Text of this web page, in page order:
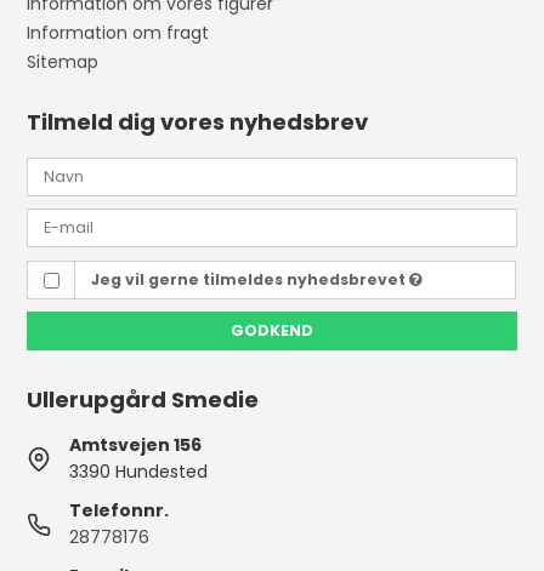
Information om fragt
Sitemap
Tilmeld dig vores nyhedsbrev
Jeg vil gerne tilmeldes nyhedsbrevet
GODKEND
Ullerupgård Smedie
Amtsvejen 156
3390 Hundested
Telefonnr.
28778176